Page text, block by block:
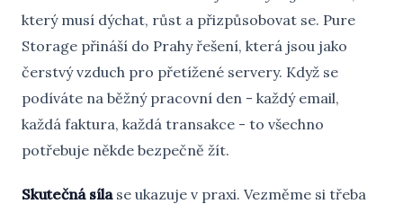
který musí dýchat, růst a přizpůsobovat se. Pure
Storage přináší do Prahy řešení, která jsou jako
čerstvý vzduch pro přetížené servery. Když se
podíváte na běžný pracovní den - každý email,
každá faktura, každá transakce - to všechno
potřebuje někde bezpečně žít.
Skutečná sílase ukazuje v praxi. Vezměme si třeba